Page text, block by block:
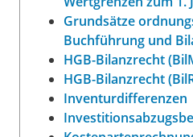
Grundsätze
Buchführung und
HGB-Bilanzrecht
HGB-Bilanzrecht
Inventurdifferenzen